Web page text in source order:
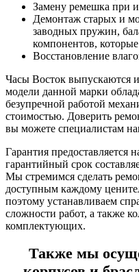
Замену ремешка при
Демонтаж старых и
заводных пружин,
компонентов,
Восстановление
Часы Восток выпускаются
модели данной марки
безупречной работой
стоимостью. Доверить
вы можете специалистам
Гарантия предоставляется
гарантийный срок
Мы стремимся сделать
доступным каждому
поэтому устанавливаем
сложности работ, а также
комплектующих.
Также мы